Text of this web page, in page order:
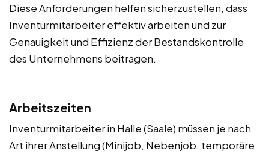
Diese Anforderungen helfen sicherzustellen, dass
Inventurmitarbeiter effektiv arbeiten und zur
Genauigkeit und Effizienz der Bestandskontrolle
des Unternehmens beitragen.
Arbeitszeiten
Inventurmitarbeiter in Halle (Saale) müssen je nach
Art ihrer Anstellung (Minijob, Nebenjob, temporäre